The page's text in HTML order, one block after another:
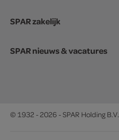
SPAR zakelijk
SPAR nieuws & vacatures
© 1932 - 2026 - SPAR Holding B.V.